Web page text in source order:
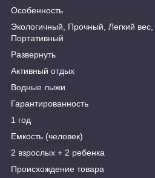
Особенность
Экологичный, Прочный, Легкий
Портативный
Развернуть
Активный отдых
Водные лыжи
Гарантированность
1 год
Емкость (человек)
2 взрослых + 2 ребенка
Происхождение товара